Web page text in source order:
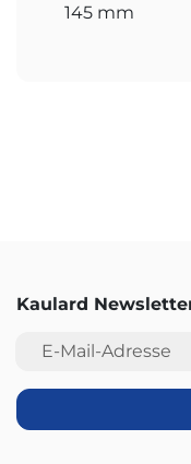
145 mm
Kaulard
E-Mail-Adresse